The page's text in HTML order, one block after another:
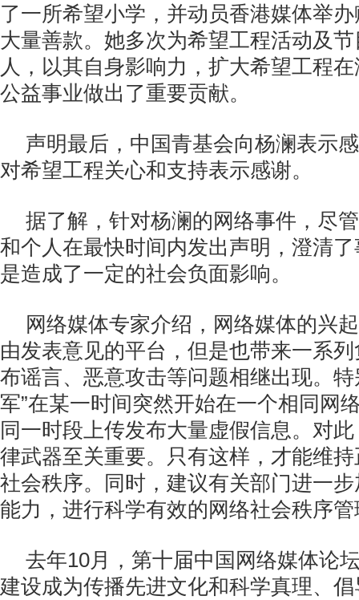
了一所希望小学，并动员香港媒体举
大量善款。她多次为希望工程活动及
人，以其自身影响力，扩大希望工程
公益事业做出了重要贡献。
声明最后，中国青基会向杨澜表示
对希望工程关心和支持表示感谢。
据了解，针对杨澜的网络事件，尽
和个人在最快时间内发出声明，澄清
是造成了一定的社会负面影响。
网络媒体专家介绍，网络媒体的兴
由发表意见的平台，但是也带来一系
布谣言、恶意攻击等问题相继出现。
军”在某一时间突然开始在一个相同网
同一时段上传发布大量虚假信息。对
律武器至关重要。只有这样，才能维
社会秩序。同时，建议有关部门进一
能力，进行科学有效的网络社会秩序
去年10月，第十届中国网络媒体论
建设成为传播先进文化和科学真理、